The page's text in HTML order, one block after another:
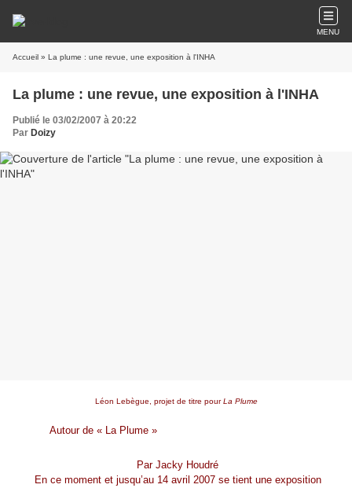
MENU
Accueil » La plume : une revue, une exposition à l'INHA
La plume : une revue, une exposition à l'INHA
Publié le 03/02/2007 à 20:22
Par Doizy
Léon Lebègue, projet de titre pourLa Plume
Autour de « La Plume »
Par Jacky Houdré
En ce moment et jusqu’au 14 avril 2007 se tient une exposition